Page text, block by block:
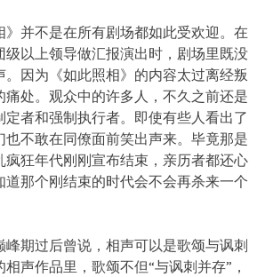
》并不是在所有剧场都如此受欢迎。在
级以上领导做汇报演出时，剧场里既没
。因为《如此照相》的内容太过离经叛
痛处。观众中的许多人，不久之前还是
定者和强制执行者。即使有些人看出了
也不敢在同僚面前笑出声来。毕竟那是
疯狂年代刚刚宣布结束，亲历者都还心
道那个刚结束的时代会不会再杀来一个
峰期过后曾说，相声可以是歌颂与讽刺
声作品里，歌颂不但“与讽刺并存”，